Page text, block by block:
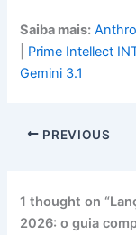
Saiba mais:
Prime Intellect
Gemini 3.1
PREVIOUS
1 thought on
2026: o guia